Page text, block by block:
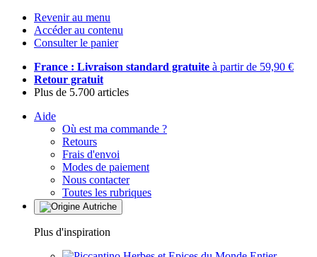
Revenir au menu
Accéder au contenu
Consulter le panier
France : Livraison standard gratuite à partir de 59,90 €
Retour gratuit
Plus de 5.700 articles
Aide
Où est ma commande ?
Retours
Frais d'envoi
Modes de paiement
Nous contacter
Toutes les rubriques
Plus d'inspiration